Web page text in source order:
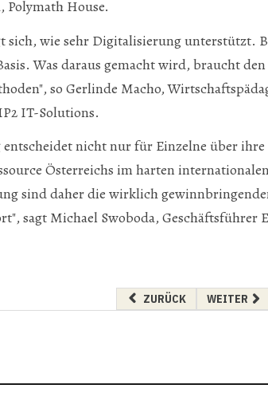
Polymath House.
sich, wie sehr Digitalisierung unterstützt.
Was daraus gemacht wird, braucht
so Gerlinde Macho,
IT-Solutions.
nicht nur für Einzelne über ihre
Österreichs im harten
sind daher die wirklich
sagt Michael Swoboda, Geschäftsführer
VORHERIGER BEITRAG:
ZURÜCK NÄCHSTER
WEITER